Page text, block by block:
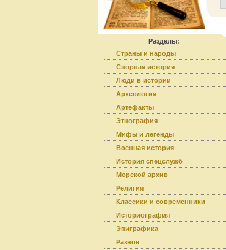
Разделы:
Страны и народы
Спорная история
Люди в истории
Археология
Артефакты
Этнография
Мифы и легенды
Военная история
История спецслужб
Морской архив
Религия
Классики и современники
Историография
Эпиграфика
Разное